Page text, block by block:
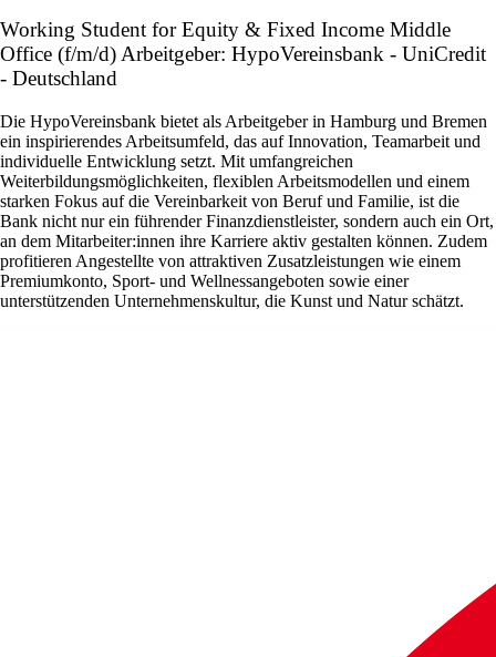
Working Student for Equity & Fixed Income Middle
Office (f/m/d) Arbeitgeber: HypoVereinsbank - UniCredit
- Deutschland
Die HypoVereinsbank bietet als Arbeitgeber in Hamburg und Bremen
ein inspirierendes Arbeitsumfeld, das auf Innovation, Teamarbeit und
individuelle Entwicklung setzt. Mit umfangreichen
Weiterbildungsmöglichkeiten, flexiblen Arbeitsmodellen und einem
starken Fokus auf die Vereinbarkeit von Beruf und Familie, ist die
Bank nicht nur ein führender Finanzdienstleister, sondern auch ein Ort,
an dem Mitarbeiter:innen ihre Karriere aktiv gestalten können. Zudem
profitieren Angestellte von attraktiven Zusatzleistungen wie einem
Premiumkonto, Sport- und Wellnessangeboten sowie einer
unterstützenden Unternehmenskultur, die Kunst und Natur schätzt.